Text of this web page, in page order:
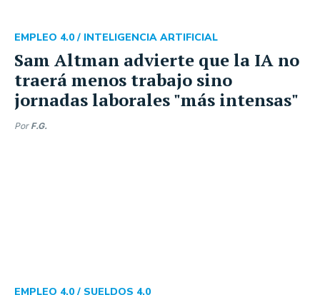
Sam Altman advierte que la IA no
traerá menos trabajo sino
jornadas laborales "más intensas"
EMPLEO 4.0 / INTELIGENCIA ARTIFICIAL
Por F.G.
EMPLEO 4.0 / SUELDOS 4.0